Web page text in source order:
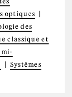
optiques
des
classique et
Systèmes